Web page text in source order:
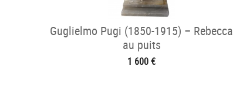
Guglielmo Pugi (1850-1915) – Rebecca
au puits
1 600 €